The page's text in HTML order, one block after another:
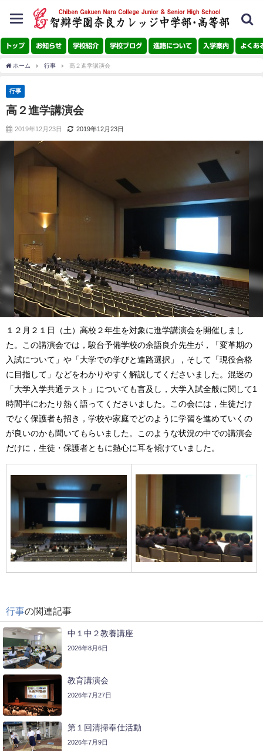
toggle
navigation
トップ お知らせ 学校紹介 学校ブログ 進路について 入学案内 よくあ
ホーム 行事 高２進学講演会
行事
高２進学講演会
2019年12月23日 2019年12月23日
１２月２１日（土）高校２年生を対象に進学講演会を開催しまし
た。この講演会では，駿台予備学校の余語良介先生が，「変革期の
入試について」や「大学での学びと進路選択」，そして「現役合格
に目指して」などをわかりやすく解説してくださいました。混迷の
「大学入学共通テスト」についても言及し，大学入試全般に関して1
時間半にわたり熱く語ってくださいました。この会には，生徒だけ
でなく保護者も招き，学校や家庭でどのように学習を進めていくの
が良いのかも聞いてもらいました。このような状況の中での講演会
だけに，生徒・保護者ともに熱心に耳を傾けていました。
行事の関連記事
中１中２教養講座
2026年8月6日
教育講演会
2026年7月27日
第１回清掃奉仕活動
2026年7月9日